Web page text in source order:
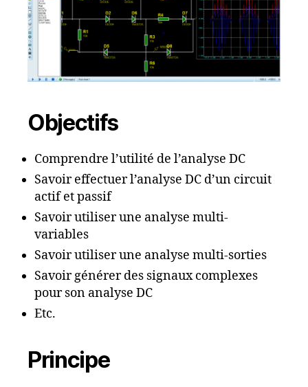
Objectifs
Comprendre l’utilité de l’analyse DC
Savoir effectuer l’analyse DC d’un circuit
actif et passif
Savoir utiliser une analyse multi-
variables
Savoir utiliser une analyse multi-sorties
Savoir générer des signaux complexes
pour son analyse DC
Etc.
Principe